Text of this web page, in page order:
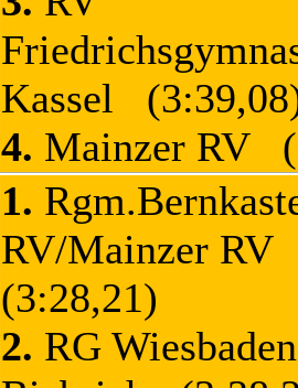
Kassel
4. Mainzer RV
1.
RV/Mainzer RV
(3:28,21)
2. RG